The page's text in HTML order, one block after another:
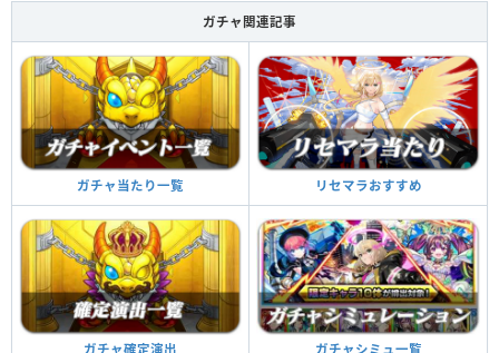
ガチャ関連記事
ガチャ当たり一覧 リセマラおすすめ
ガチャ確定演出 ガチャシミュ一覧